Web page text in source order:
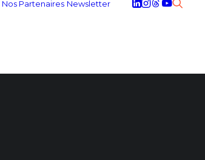
Nos Partenaires Newsletter